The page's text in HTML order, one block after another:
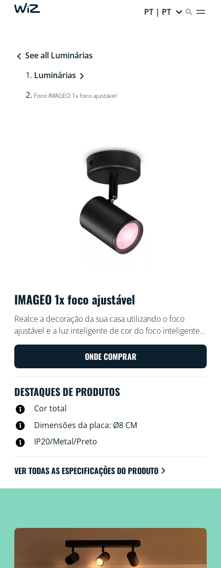
PT | PT
See all Luminárias
Luminárias
Foco IMAGEO 1x foco ajustável
IMAGEO 1x foco ajustável
Realce a decoração da sua casa utilizando o foco
ajustável e a luz inteligente de cor do foco inteligente
encastrado WiZ Imageo em preto. Utilize-o com o Wi-Fi
existente para controlar através da aplicação WiZ ou
com a sua voz.
ONDE COMPRAR
DESTAQUES DE PRODUTOS
Cor total
Dimensões da placa: Ø8 CM
IP20/Metal/Preto
VER TODAS AS ESPECIFICAÇÕES DO PRODUTO